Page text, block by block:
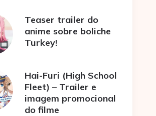
Teaser trailer do
anime sobre boliche
Turkey!
Hai-Furi (High School
Fleet) – Trailer e
imagem promocional
do filme